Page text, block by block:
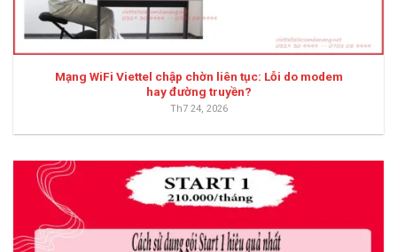
Mạng WiFi Viettel chập chờn liên tục: Lỗi do modem
hay đường truyền?
Th7 24, 2026